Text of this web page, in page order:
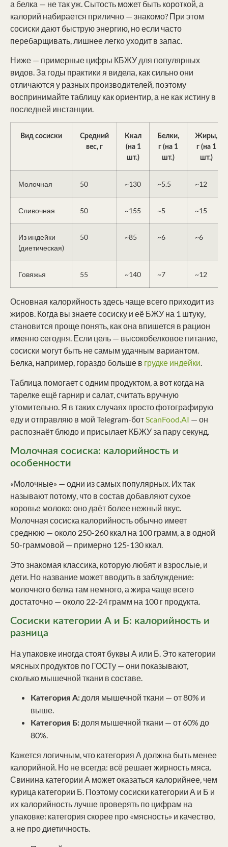
а белка — не так уж. Сытость может быть короткой, а
калорий набирается прилично — знакомо? При этом
сосиски дают быструю энергию, но если часто
перебарщивать, лишнее легко уходит в запас.
Ниже — примерные цифры КБЖУ для популярных
видов. За годы практики я видела, как сильно они
отличаются у разных производителей, поэтому
воспринимайте таблицу как ориентир, а не как истину в
последней инстанции.
Вид сосиски
Средний
вес, г
Ккал
(на 1
шт.)
Белки,
г (на 1
шт.)
Жиры,
г (на 1
шт.)
Молочная 50 ~130 ~5.5 ~12
Сливочная 50 ~155 ~5 ~15
Из индейки
(диетическая)
50 ~85 ~6 ~6
Говяжья 55 ~140 ~7 ~12
Основная калорийность здесь чаще всего приходит из
жиров. Когда вы знаете сосиску и её БЖУ на 1 штуку,
становится проще понять, как она впишется в рацион
именно сегодня. Если цель — высокобелковое питание,
сосиски могут быть не самым удачным вариантом.
Белка, например, гораздо больше в грудке индейки.
Таблица помогает с одним продуктом, а вот когда на
тарелке ещё гарнир и салат, считать вручную
утомительно. Я в таких случаях просто фотографирую
еду и отправляю в мой Telegram-бот ScanFood.AI — он
распознаёт блюдо и присылает КБЖУ за пару секунд.
Молочная сосиска: калорийность и
особенности
«Молочные» — одни из самых популярных. Их так
называют потому, что в состав добавляют сухое
коровье молоко: оно даёт более нежный вкус.
Молочная сосиска калорийность обычно имеет
среднюю — около 250-260 ккал на 100 грамм, а в одной
50-граммовой — примерно 125-130 ккал.
Это знакомая классика, которую любят и взрослые, и
дети. Но название может вводить в заблуждение:
молочного белка там немного, а жира чаще всего
достаточно — около 22-24 грамм на 100 г продукта.
Сосиски категории А и Б: калорийность и
разница
На упаковке иногда стоят буквы А или Б. Это категории
мясных продуктов по ГОСТу — они показывают,
сколько мышечной ткани в составе.
Категория А: доля мышечной ткани — от 80% и
выше.
Категория Б: доля мышечной ткани — от 60% до
80%.
Кажется логичным, что категория А должна быть менее
калорийной. Но не всегда: всё решает жирность мяса.
Свинина категории А может оказаться калорийнее, чем
курица категории Б. Поэтому сосиски категории А и Б и
их калорийность лучше проверять по цифрам на
упаковке: категория скорее про «мясность» и качество,
а не про диетичность.